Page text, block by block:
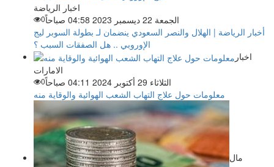
اخبار الرياضة
الجمعة 22 ديسمبر 2023 04:58 صباحاً
0
أخبار الرياضة | الهلال والنصر السعودي ينضمان لـ بطولة السوبر ليج
الإوروبي .. هل الصفقات السبب ؟
اخبار
الامارات
الثلاثاء 29 أكتوبر 2024 04:11 صباحاً
0
معلومات حول علاج التهاب الشعب الهوائية والوقاية منه
مال